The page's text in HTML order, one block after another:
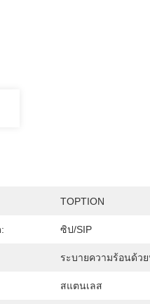
TOPTION
ซิป/SIP
ระบายความร้อนด้ว
สแตนเลส